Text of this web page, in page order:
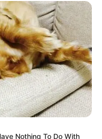
PRIX DU 60E
la réunion n°1 sur
1600 mètres.
au départ de ce
Gagnants des jours
Nothing To Do With